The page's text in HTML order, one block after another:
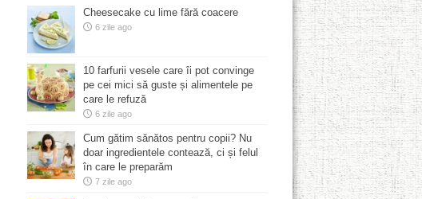
Cheesecake cu lime fără coacere
6 zile ago
10 farfurii vesele care îi pot convinge
pe cei mici să guste și alimentele pe
care le refuză
6 zile ago
Cum gătim sănătos pentru copii? Nu
doar ingredientele contează, ci și felul
în care le preparăm
7 zile ago